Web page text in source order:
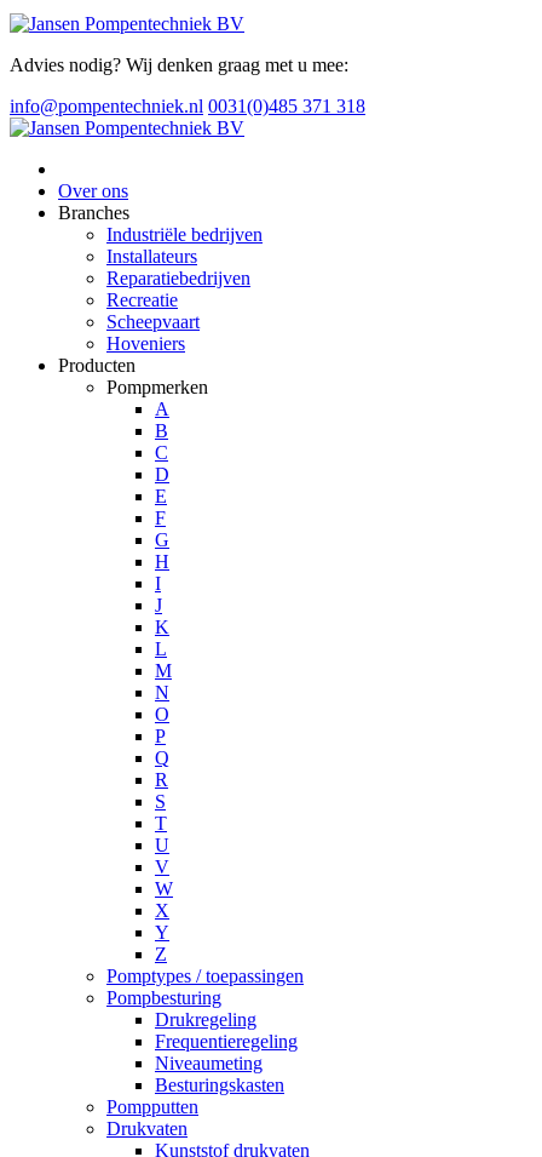
Advies nodig? Wij denken graag met u mee:
info@pompentechniek.nl 0031(0)485 371 318
Over ons
Branches
Industriële bedrijven
Installateurs
Reparatiebedrijven
Recreatie
Scheepvaart
Hoveniers
Producten
Pompmerken
A
B
C
D
E
F
G
H
I
J
K
L
M
N
O
P
Q
R
S
T
U
V
W
X
Y
Z
Pomptypes / toepassingen
Pompbesturing
Drukregeling
Frequentieregeling
Niveaumeting
Besturingskasten
Pompputten
Drukvaten
Kunststof drukvaten